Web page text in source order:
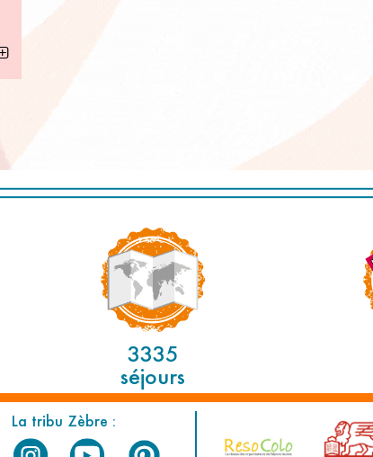
3335
séjours
La tribu Zèbre :